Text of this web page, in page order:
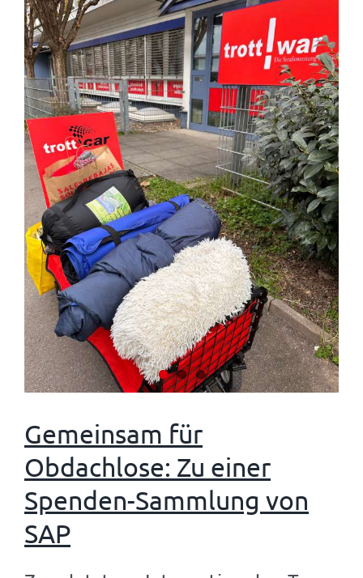
Gemeinsam für
Obdachlose: Zu einer
Spenden-Sammlung von
SAP